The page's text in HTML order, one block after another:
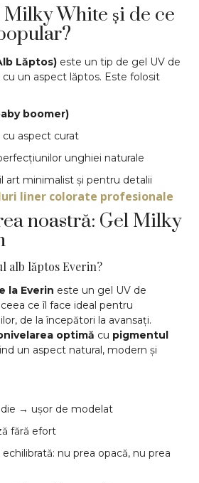
Milky White și de ce
Lăptos) este un tip de gel UV de
cu un aspect lăptos. Este folosit
boomer)
cu aspect curat
unghiei naturale
art minimalist și pentru detalii
liner colorate profesionale
noastră: Gel Milky
alb lăptos Everin?
la Everin este un gel UV de
ceea ce îl face ideal pentru
de la începători la avansați.
optimă cu pigmentul
un aspect natural, modern și
→ ușor de modelat
fără efort
nu prea opacă, nu prea